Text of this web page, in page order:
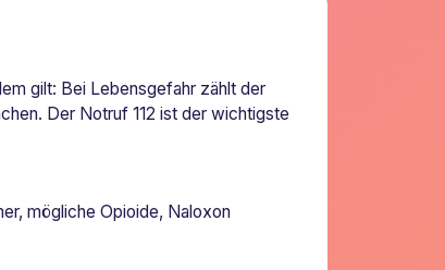
gilt: Bei Lebensgefahr zählt der
Der Notruf 112 ist der wichtigste
mögliche Opioide, Naloxon